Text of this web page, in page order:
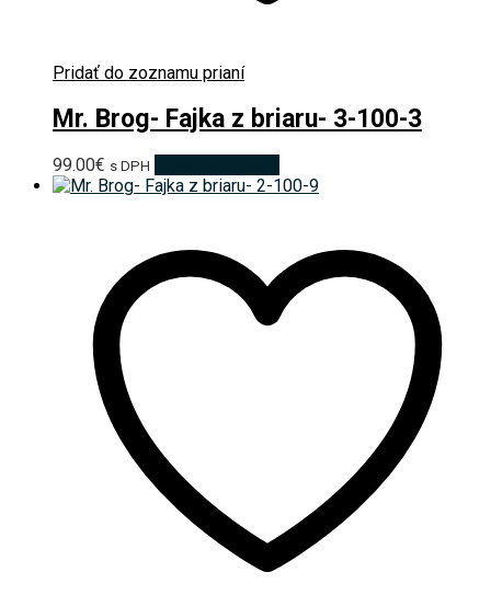
Pridať do zoznamu prianí
Mr. Brog- Fajka z briaru- 3-100-3
99.00€ s DPH